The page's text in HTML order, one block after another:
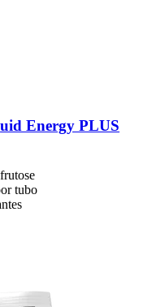
Energy PLUS
tubo